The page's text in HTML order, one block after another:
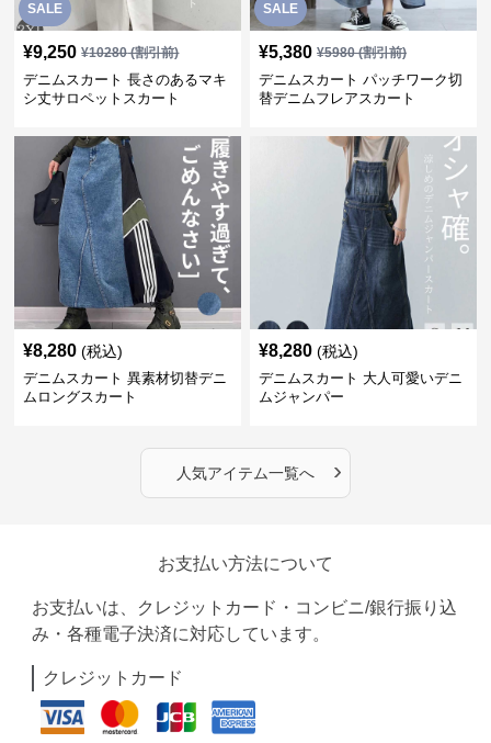
SALE
¥9,250 ¥10280(割引前)
デニムスカート 長さのあるマキ
シ丈サロペットスカート
SALE
¥5,380 ¥5980(割引前)
デニムスカート パッチワーク切
替デニムフレアスカート
¥8,280 (税込)
デニムスカート 異素材切替デニ
ムロングスカート
¥8,280 (税込)
デニムスカート 大人可愛いデニ
ムジャンパー
人気アイテム一覧へ ›
お支払い方法について
お支払いは、クレジットカード・コンビニ/銀行振り込
み・各種電子決済に対応しています。
クレジットカード